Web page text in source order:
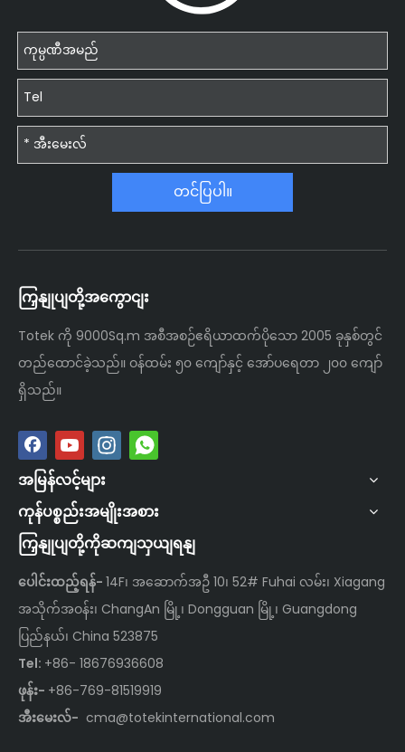
တင်ပြပါ။
ကြှနျုပျတို့အကွောငျး
Totek ကို 9000Sq.m အစီအစဉ်ဧရိယာထက်ပိုသော 2005 ခုနှစ်တွင်
တည်ထောင်ခဲ့သည်။ ဝန်ထမ်း ၅၀ ကျော်နှင့် အော်ပရေတာ ၂၀၀ ကျော်
ရှိသည်။
အမြန်လင့်များ
ကုန်ပစ္စည်းအမျိုးအစား
ကြှနျုပျတို့ကိုဆကျသှယျရနျ
ပေါင်းထည့်ရန်- 14F၊ အဆောက်အဦ 10၊ 52# Fuhai လမ်း၊ Xiagang
အသိုက်အဝန်း၊ ChangAn မြို့၊ Dongguan မြို့၊ Guangdong
ပြည်နယ်၊ China 523875
Tel: +86- 18676936608
ဖုန်း- +86-769-81519919
အီးမေးလ်- cma@totekinternational.com